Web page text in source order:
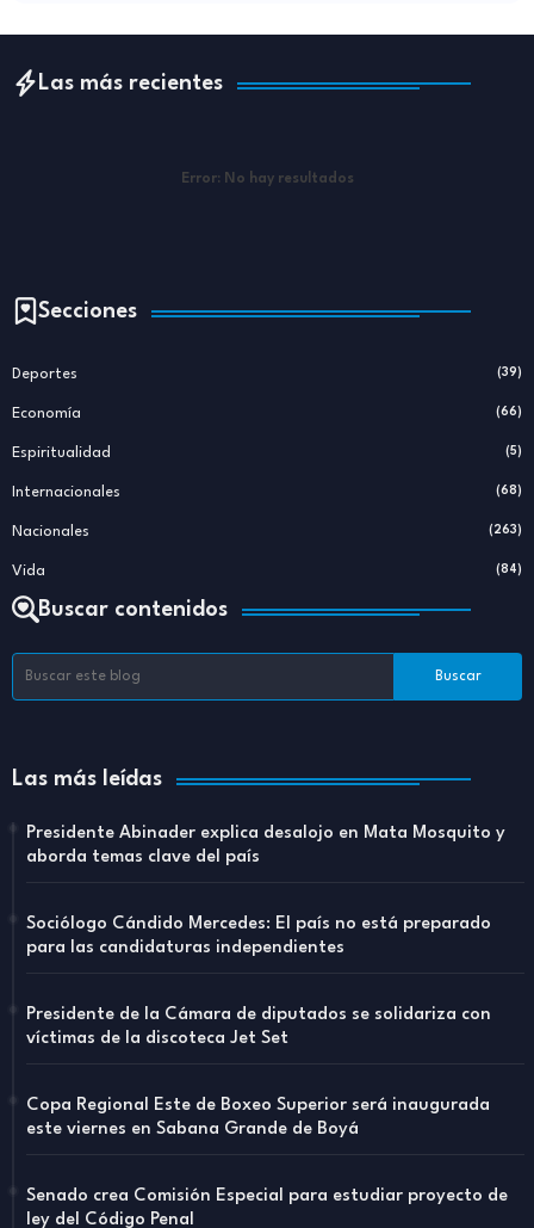
Las más recientes
Error: No hay resultados
Secciones
Deportes (39)
Economía (66)
Espiritualidad (5)
Internacionales (68)
Nacionales (263)
Vida (84)
Buscar contenidos
Las más leídas
Presidente Abinader explica desalojo en Mata Mosquito y
aborda temas clave del país
Sociólogo Cándido Mercedes: El país no está preparado
para las candidaturas independientes
Presidente de la Cámara de diputados se solidariza con
víctimas de la discoteca Jet Set
Copa Regional Este de Boxeo Superior será inaugurada
este viernes en Sabana Grande de Boyá
Senado crea Comisión Especial para estudiar proyecto de
ley del Código Penal